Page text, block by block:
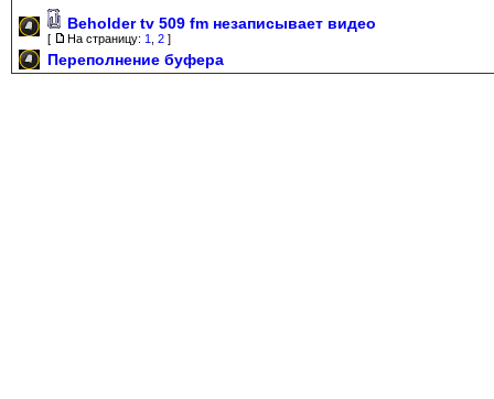
Beholder tv 509 fm незаписывает видео
[ На страницу: 1 2 ]
Переполнение буфера